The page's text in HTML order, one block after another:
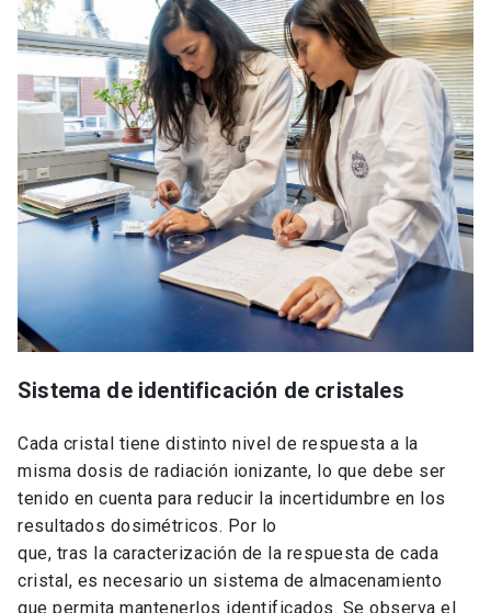
Sistema de identificación de cristales
Cada cristal tiene distinto nivel de respuesta a la
misma dosis de radiación ionizante, lo que debe ser
tenido en cuenta para reducir la incertidumbre en los
resultados dosimétricos. Por lo
que, tras la caracterización de la respuesta de cada
cristal, es necesario un sistema de almacenamiento
que permita mantenerlos identificados. Se observa el